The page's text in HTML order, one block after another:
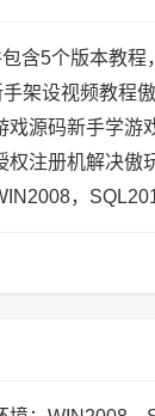
含5个版本教
架设视频教程
戏源码新手学游
权注册机解决傲
，